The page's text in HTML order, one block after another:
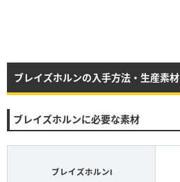
ブレイズホルンの入手方法・生産素材
ブレイズホルンに必要な素材
ブレイズホルンⅠ